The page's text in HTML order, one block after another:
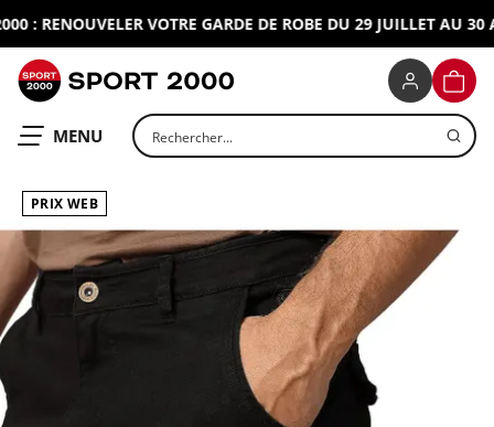
: RENOUVELER VOTRE GARDE DE ROBE DU 29 JUILLET AU 30
OUVRIR LE
MENU Rechercher un produit
PRIX WEB